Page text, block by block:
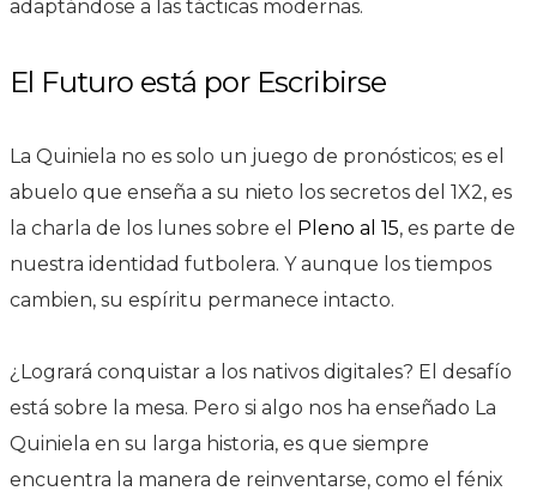
adaptándose a las tácticas modernas.
El Futuro está por Escribirse
La Quiniela no es solo un juego de pronósticos; es el
abuelo que enseña a su nieto los secretos del 1X2, es
la charla de los lunes sobre el Pleno al 15, es parte de
nuestra identidad futbolera. Y aunque los tiempos
cambien, su espíritu permanece intacto.
¿Logrará conquistar a los nativos digitales? El desafío
está sobre la mesa. Pero si algo nos ha enseñado La
Quiniela en su larga historia, es que siempre
encuentra la manera de reinventarse, como el fénix